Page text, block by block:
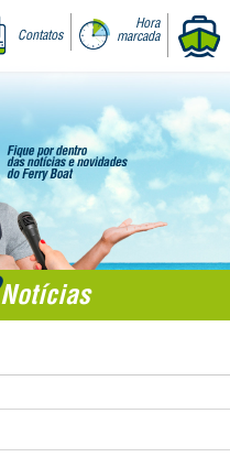
Contatos
Hora
marcada
Notícias